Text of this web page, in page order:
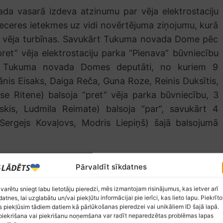
Pārvaldīt sīkdatnes
sniegt labu lietotāju pieredzi, mēs izmantojam risinājumus, kas ietver arī
lai uzglabātu un/vai piekļūtu informācijai pie ierīci, kas lieto lapu.
piekļūsim tādiem datiem kā pārlūkošanas pieredzei vai unikāliem ID šajā lapā.
vai piekrišanu noņemšana var radīt neparedzētas problēmas lapas
vasarā izdeva atzinumu par vēja elektrostaciju
ietekmes uz vidi novērtējuma ziņojumu, kurā
turbīnas. Savukārt Tukuma novada Dome pēc
vēja elektrostaciju parka “Pienava” būvniecību
novada Domes deputāti, no kuriem 9
Eisaks, Daiga Reča, Guna Roze, Reinis Duksītis,
Ritene) balsoja “pret” vēja parka būvniecību, 3
Ludmila Reimate) balsoja “par”, savukārt 4
Kovaļovs, Modris Liepiņš) šajā balsojumā
kameras viedoklis
vēja elektrostaciju parka “Pienava”
kamerā (LTRK) uzskata, ka tas ir absurds,
100 miljonu eiro ieguldījumu privātā sektorā.